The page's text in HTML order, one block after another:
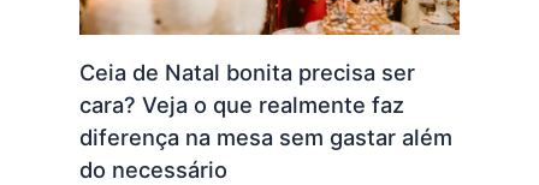
Ceia de Natal bonita precisa ser
cara? Veja o que realmente faz
diferença na mesa sem gastar além
do necessário